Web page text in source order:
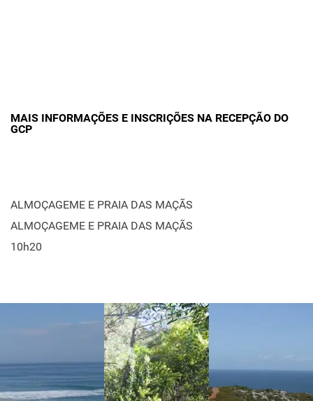
MAIS INFORMAÇÕES E INSCRIÇÕES NA RECEPÇÃO DO
GCP
ALMOÇAGEME E PRAIA DAS MAÇÃS
ALMOÇAGEME E PRAIA DAS MAÇÃS
10h20